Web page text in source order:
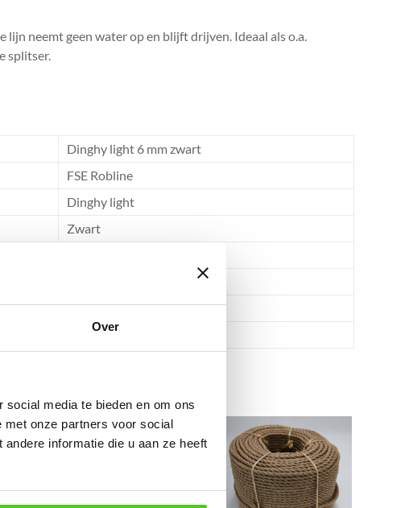
Over
media te bieden en om ons
onze partners voor social
informatie die u aan ze heeft
neemt geen water op en blijft drijven. Ideaal als o.a.
splitser.
Dinghy light 6 mm zwart
FSE Robline
Dinghy light
Zwart
16.4
Polypropyleen
Aanbieding!